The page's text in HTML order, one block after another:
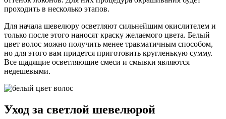
проходить в несколько этапов.
Для начала шевелюру осветляют сильнейшим окислителем и
только после этого наносят краску желаемого цвета. Белый
цвет волос можно получить менее травматичным способом,
но для этого вам придется приготовить кругленькую сумму.
Все щадящие осветляющие смеси и смывки являются
недешевыми.
Уход за светлой шевелюрой